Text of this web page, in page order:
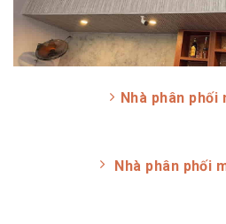
Nhà phân phối
Nhà phân phối